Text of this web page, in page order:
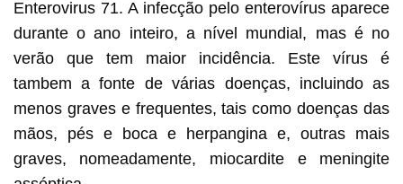
Enterovirus 71. A infecção pelo enterovírus aparece
durante o ano inteiro, a nível mundial, mas é no
verão que tem maior incidência. Este vírus é
tambem a fonte de várias doenças, incluindo as
menos graves e frequentes, tais como doenças das
mãos, pés e boca e herpangina e, outras mais
graves, nomeadamente, miocardite e meningite